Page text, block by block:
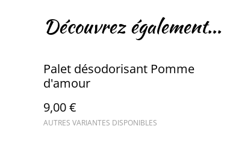
Découvrez également...
Palet désodorisant Pomme
d'amour
9,00 €
AUTRES VARIANTES DISPONIBLES